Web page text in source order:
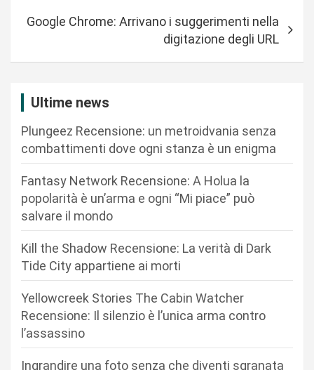
a
Google Chrome: Arrivano i suggerimenti nella
digitazione degli URL
Ultime news
Plungeez Recensione: un metroidvania senza
combattimenti dove ogni stanza è un enigma
Fantasy Network Recensione: A Holua la
popolarità è un’arma e ogni “Mi piace” può
salvare il mondo
Kill the Shadow Recensione: La verità di Dark
Tide City appartiene ai morti
Yellowcreek Stories The Cabin Watcher
Recensione: Il silenzio è l’unica arma contro
l’assassino
Ingrandire una foto senza che diventi sgranata